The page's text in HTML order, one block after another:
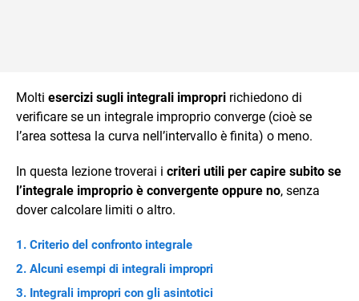
Molti esercizi sugli integrali impropri richiedono di
verificare se un integrale improprio converge (cioè se
l’area sottesa la curva nell’intervallo è finita) o meno.
In questa lezione troverai i criteri utili per capire subito se
l’integrale improprio è convergente oppure no, senza
dover calcolare limiti o altro.
Criterio del confronto integrale
Alcuni esempi di integrali impropri
Integrali impropri con gli asintotici